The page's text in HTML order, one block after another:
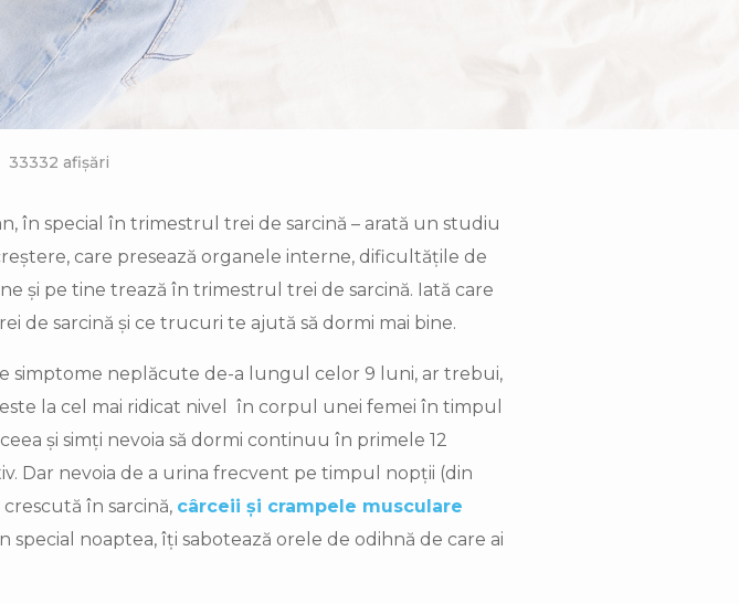
33332 afișări
în special în trimestrul trei de sarcină – arată un studiu
care presează organele interne, dificultățile de
și pe tine trează în trimestrul trei de sarcină. Iată care
de sarcină și ce trucuri te ajută să dormi mai bine.
simptome neplăcute de-a lungul celor 9 luni, ar trebui,
la cel mai ridicat nivel în corpul unei femei în timpul
și simți nevoia să dormi continuu în primele 12
Dar nevoia de a urina frecvent pe timpul nopții (din
în sarcină, cârceii și crampele musculare
noaptea, îți sabotează orele de odihnă de care ai